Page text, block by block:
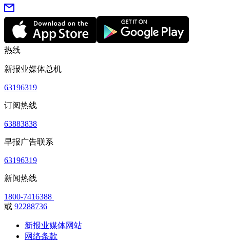
热线
新报业媒体总机
63196319
订阅热线
63883838
早报广告联系
63196319
新闻热线
1800-7416388
或 92288736
新报业媒体网站
网络条款